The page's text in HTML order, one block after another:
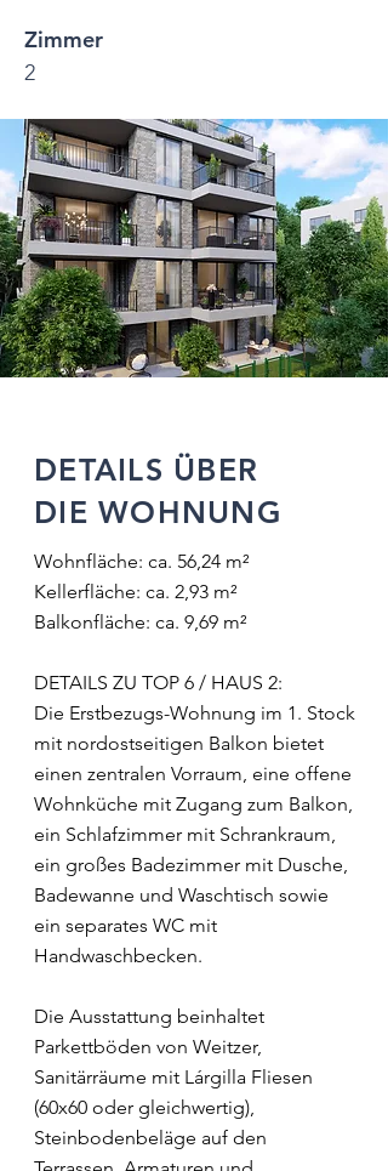
Zimmer
2
DETAILS ÜBER
DIE WOHNUNG
Wohnfläche: ca. 56,24 m²
Kellerfläche: ca. 2,93 m²
Balkonfläche: ca. 9,69 m²
DETAILS ZU TOP 6 / HAUS 2:
Die Erstbezugs-Wohnung im 1. Stock
mit nordostseitigen Balkon bietet
einen zentralen Vorraum, eine offene
Wohnküche mit Zugang zum Balkon,
ein Schlafzimmer mit Schrankraum,
ein großes Badezimmer mit Dusche,
Badewanne und Waschtisch sowie
ein separates WC mit
Handwaschbecken.
Die Ausstattung beinhaltet
Parkettböden von Weitzer,
Sanitärräume mit Lárgilla Fliesen
(60x60 oder gleichwertig),
Steinbodenbeläge auf den